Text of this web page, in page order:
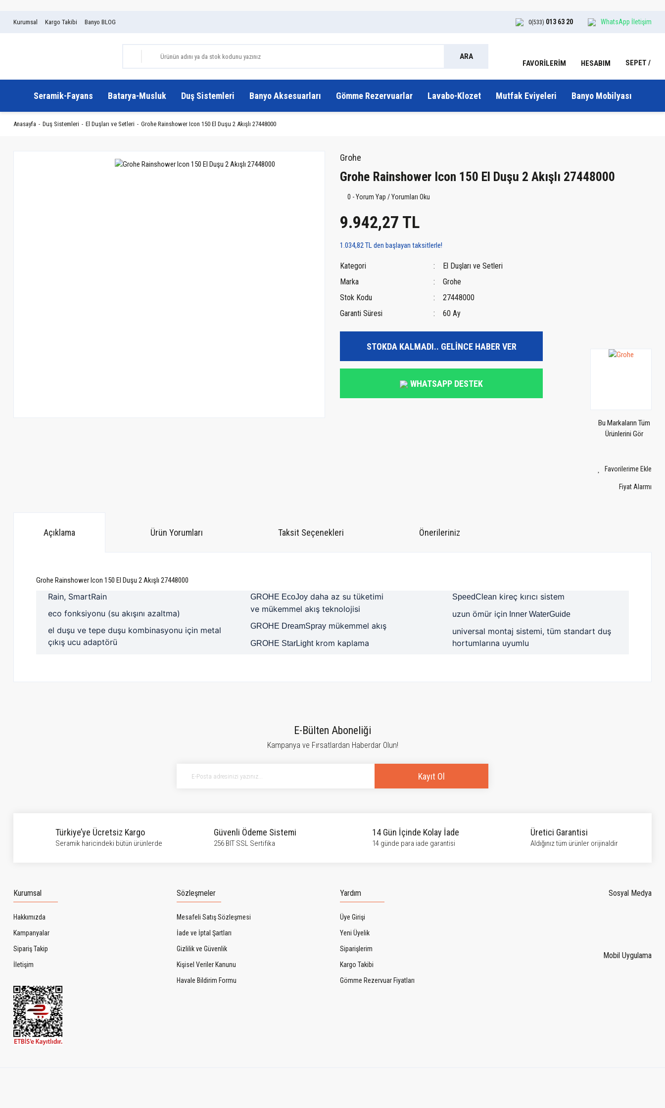
Kurumsal Kargo Takibi Banyo BLOG 0(533) 013 63 20 WhatsApp İletişim
ARA
FAVORİLERİM HESABIM SEPET
Seramik-Fayans Batarya-Musluk Duş Sistemleri Banyo Aksesuarları Gömme Rezervuarlar Lavabo-Klozet Mutfak Eviyeleri Banyo Mobilyası
Anasayfa Duş Sistemleri El Duşları ve Setleri Grohe Rainshower Icon 150 El Duşu 2 Akışlı 27448000
Grohe
Grohe Rainshower Icon 150 El Duşu 2 Akışlı 27448000
0 - Yorum Yap / Yorumları Oku
9.942,27 TL
1.034,82 TL den başlayan taksitlerle!
Kategori
El Duşları ve Setleri
Marka
Grohe
Stok Kodu
27448000
Garanti Süresi
60 Ay
STOKDA KALMADI.. GELİNCE HABER VER
WHATSAPP DESTEK
Bu Markaların Tüm
Ürünlerini Gör
Fiyat Alarmı
Açıklama Ürün Yorumları Taksit Seçenekleri Önerileriniz
Grohe Rainshower Icon 150 El Duşu 2 Akışlı 27448000
Rain, SmartRain
eco fonksiyonu (su akışını azaltma)
el duşu ve tepe duşu kombinasyonu için metal
çıkış ucu adaptörü
GROHE EcoJoy daha az su tüketimi
ve mükemmel akış teknolojisi
GROHE DreamSpray mükemmel akış
GROHE StarLight krom kaplama
SpeedClean kireç kırıcı sistem
uzun ömür için Inner WaterGuide
universal montaj sistemi, tüm standart duş
hortumlarına uyumlu
Bu ürüne ilk yorumu siz yapın!
E-Bülten Aboneliği
Kampanya ve Fırsatlardan Haberdar Olun!
Kayıt Ol
Türkiye’ye Ücretsiz Kargo
Seramik haricindeki bütün ürünlerde
Güvenli Ödeme Sistemi
256 BIT SSL Sertifika
14 Gün İçinde Kolay İade
14 günde para iade garantisi
Üretici Garantisi
Aldığınız tüm ürünler orijinaldir
Kurumsal
Hakkımızda
Kampanyalar
Sipariş Takip
İletişim
Sözleşmeler
Mesafeli Satış Sözleşmesi
İade ve İptal Şartları
Gizlilik ve Güvenlik
Kişisel Veriler Kanunu
Havale Bildirim Formu
Yardım
Üye Girişi
Yeni Üyelik
Siparişlerim
Kargo Takibi
Gömme Rezervuar Fiyatları
Sosyal Medya
Mobil Uygulama